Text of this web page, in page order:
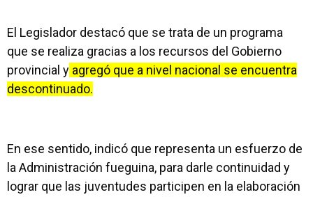
El Legislador destacó que se trata de un programa
que se realiza gracias a los recursos del Gobierno
provincial y agregó que a nivel nacional se encuentra
descontinuado.
En ese sentido, indicó que representa un esfuerzo de
la Administración fueguina, para darle continuidad y
lograr que las juventudes participen en la elaboración